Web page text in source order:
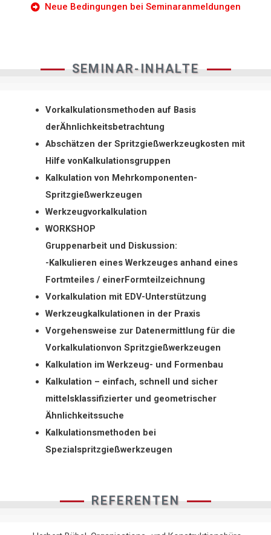
Neue Bedingungen bei Seminaranmeldungen
SEMINAR-INHALTE
Vorkalkulationsmethoden auf Basis
derÄhnlichkeitsbetrachtung
Abschätzen der Spritzgießwerkzeugkosten mit
Hilfe vonKalkulationsgruppen
Kalkulation von Mehrkomponenten-
Spritzgießwerkzeugen
Werkzeugvorkalkulation
WORKSHOP
Gruppenarbeit und Diskussion:
-Kalkulieren eines Werkzeuges anhand eines
Fortmteiles / einerFormteilzeichnung
Vorkalkulation mit EDV-Unterstützung
Werkzeugkalkulationen in der Praxis
Vorgehensweise zur Datenermittlung für die
Vorkalkulationvon Spritzgießwerkzeugen
Kalkulation im Werkzeug- und Formenbau
Kalkulation – einfach, schnell und sicher
mittelsklassifizierter und geometrischer
Ähnlichkeitssuche
Kalkulationsmethoden bei
Spezialspritzgießwerkzeugen
REFERENTEN